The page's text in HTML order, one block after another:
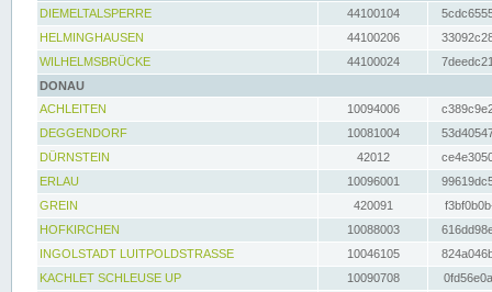
DIEMELTALSPERRE
44100104
HELMINGHAUSEN
44100206
WILHELMSBRÜCKE
44100024
DONAU
ACHLEITEN
10094006
DEGGENDORF
10081004
DÜRNSTEIN
42012
ERLAU
10096001
GREIN
420091
HOFKIRCHEN
10088003
INGOLSTADT LUITPOLDSTRASSE
10046105
KACHLET SCHLEUSE UP
10090708